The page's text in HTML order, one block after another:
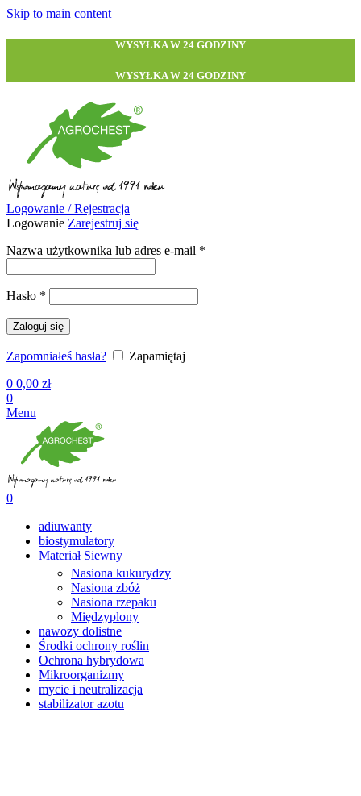
Skip to main content
WYSYŁKA W 24 GODZINY
WYSYŁKA W 24 GODZINY
Logowanie / Rejestracja
Logowanie Zarejestruj się
Nazwa użytkownika lub adres e-mail *
Hasło *
Zaloguj się
Zapomniałeś hasła?
Zapamiętaj
0 0,00 zł
0
Menu
0
adiuwanty
biostymulatory
Materiał Siewny
Nasiona kukurydzy
Nasiona zbóż
Nasiona rzepaku
Międzyplony
nawozy dolistne
Środki ochrony roślin
Ochrona hybrydowa
Mikroorganizmy
mycie i neutralizacja
stabilizator azotu